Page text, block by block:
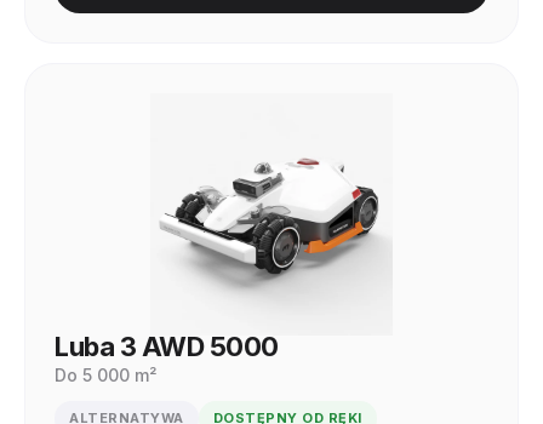
Luba 3 AWD 5000
Do 5 000 m²
ALTERNATYWA DOSTĘPNY OD RĘKI